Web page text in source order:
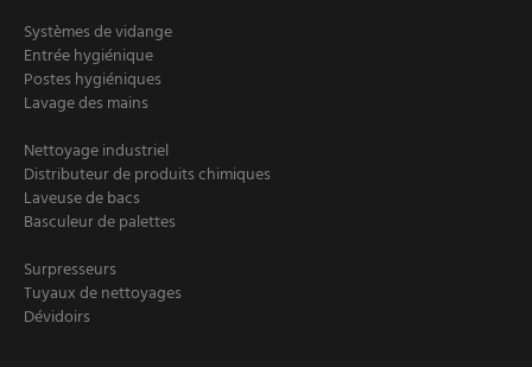
Systèmes de vidange
Entrée hygiénique
Postes hygiéniques
Lavage des mains
Nettoyage industriel
Distributeur de produits chimiques
Laveuse de bacs
Basculeur de palettes
Surpresseurs
Tuyaux de nettoyages
Dévidoirs